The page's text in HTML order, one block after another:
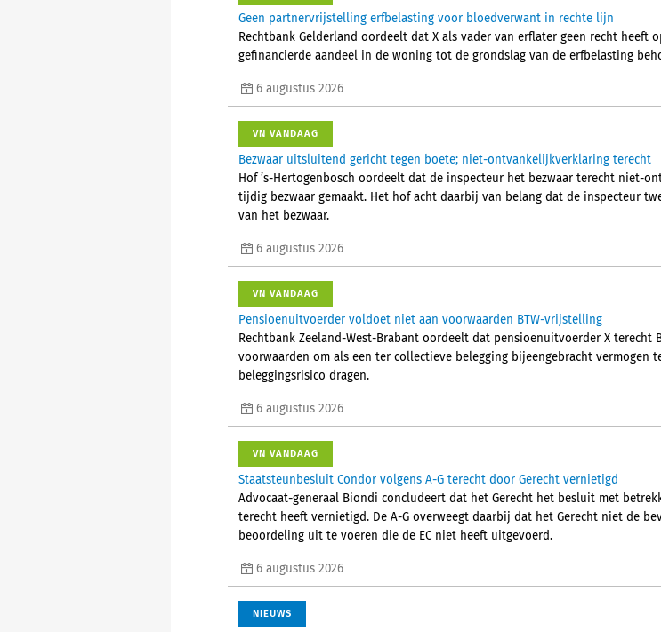
Geen partnervrijstelling erfbelasting voor bloedverwant in rechte lijn
Rechtbank Gelderland oordeelt dat X als vader van erflater geen recht
gefinancierde aandeel in de woning tot de grondslag van de erfbelasting
6 augustus 2026
VN VANDAAG
Bezwaar uitsluitend gericht tegen boete; niet-ontvankelijkverklaring terecht
Hof ’s-Hertogenbosch oordeelt dat de inspecteur het bezwaar terecht niet-
tijdig bezwaar gemaakt. Het hof acht daarbij van belang dat de inspecteur
van het bezwaar.
6 augustus 2026
VN VANDAAG
Pensioenuitvoerder voldoet niet aan voorwaarden BTW-vrijstelling
Rechtbank Zeeland-West-Brabant oordeelt dat pensioenuitvoerder X
voorwaarden om als een ter collectieve belegging bijeengebracht vermogen
beleggingsrisico dragen.
6 augustus 2026
VN VANDAAG
Staatsteunbesluit Condor volgens A-G terecht door Gerecht vernietigd
Advocaat-generaal Biondi concludeert dat het Gerecht het besluit met
terecht heeft vernietigd. De A-G overweegt daarbij dat het Gerecht niet de
beoordeling uit te voeren die de EC niet heeft uitgevoerd.
6 augustus 2026
NIEUWS